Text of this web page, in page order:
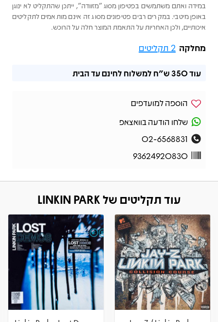
במידה ואתם משתמשים בפטיפון מסוג "מזוודה", ייתכן שהתקליט לא ינוגן
באופן מיטבי. במקרים רבים פטיפונים מסוג זה אינם מותאמים לתקליטים
איכותיים, ולכן האחריות על התאמת המוצר חלה על הרוכש.
מחלקה 2 תקליטים
עוד350 ש"ח למשלוח לחינם עד הבית
הוספה למועדפים
שלחו הודעה בוואצאפ
02-6568831
93624920830
עוד תקליטים של LINKIN PARK